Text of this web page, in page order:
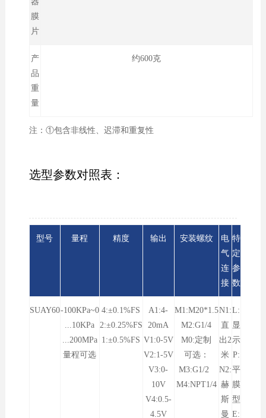
膜
片
产
品
重
量
约600克
注：①包含非线性、迟滞和重复性
选型参数对照表：
型号 量程 精度 输出 安装螺纹
电
气
连
接
特
定
参
数
SUAY60-100KPa~0
...10KPa
...200MPa
量程可选
4:±0.1%FS
2:±0.25%FS
1:±0.5%FS
A1:4-
20mA
V1:0-5V
V2:1-5V
V3:0-
10V
V4:0.5-
4.5V
M1:M20*1.5
M2:G1/4
M0:定制
可选：
M3:G1/2
M4:NPT1/4
N1:
直
出2
米
N2:
赫
斯
曼
L:
显
示
P:
平
膜
型
E: